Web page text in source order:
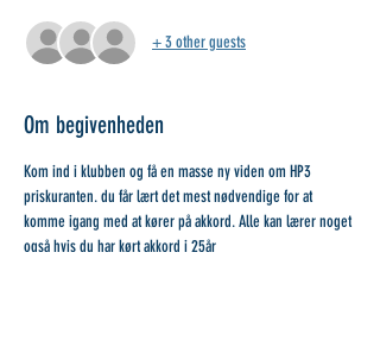
+ 3 other guests
Om begivenheden
Kom ind i klubben og få en masse ny viden om HP3
priskuranten. du får lært det mest nødvendige for at
komme igang med at kører på akkord. Alle kan lærer noget
også hvis du har kørt akkord i 25år